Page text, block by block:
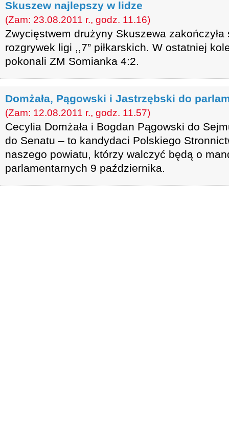
Skuszew najlepszy w lidze
(Zam: 23.08.2011 r., godz. 11.16)
Zwycięstwem drużyny Skuszewa
rozgrywek ligi ,,7” piłkarskich. W ostatniej
pokonali ZM Somianka 4:2.
Domżała, Pągowski i Jastrzębski do
(Zam: 12.08.2011 r., godz. 11.57)
Cecylia Domżała i Bogdan Pągowski do
do Senatu – to kandydaci Polskiego
naszego powiatu, którzy walczyć będą o
parlamentarnych 9 października.